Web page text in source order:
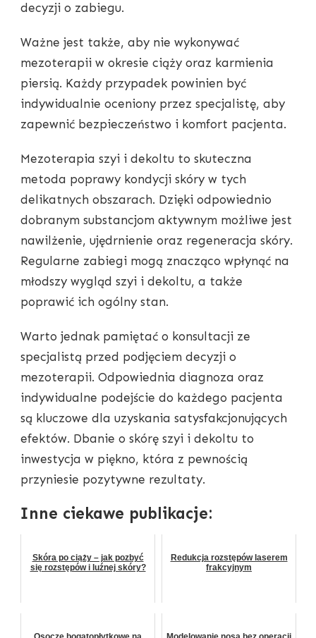
decyzji o zabiegu.
Ważne jest także, aby nie wykonywać
mezoterapii w okresie ciąży oraz karmienia
piersią. Każdy przypadek powinien być
indywidualnie oceniony przez specjalistę, aby
zapewnić bezpieczeństwo i komfort pacjenta.
Mezoterapia szyi i dekoltu to skuteczna
metoda poprawy kondycji skóry w tych
delikatnych obszarach. Dzięki odpowiednio
dobranym substancjom aktywnym możliwe jest
nawilżenie, ujędrnienie oraz regeneracja skóry.
Regularne zabiegi mogą znacząco wpłynąć na
młodszy wygląd szyi i dekoltu, a także
poprawić ich ogólny stan.
Warto jednak pamiętać o konsultacji ze
specjalistą przed podjęciem decyzji o
mezoterapii. Odpowiednia diagnoza oraz
indywidualne podejście do każdego pacjenta
są kluczowe dla uzyskania satysfakcjonujących
efektów. Dbanie o skórę szyi i dekoltu to
inwestycja w piękno, która z pewnością
przyniesie pozytywne rezultaty.
Inne ciekawe publikacje:
Skóra po ciąży – jak pozbyć
się rozstępów i luźnej skóry?
Redukcja rozstępów laserem
frakcyjnym